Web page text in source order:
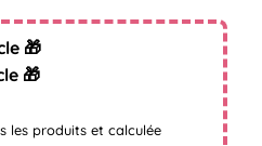
🎁
🎁
les produits et calculée